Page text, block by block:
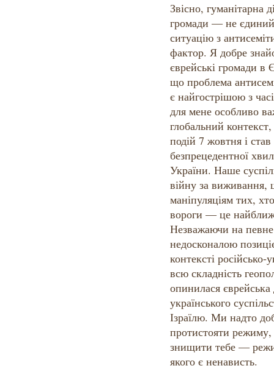
Звісно, гуманітарна
громади — не
ситуацію з
фактор. Я добре
єврейські громади в
що проблема
є найгострішою з
для мене особливо
глобальний
подій 7 жовтня і
безпрецедентної
України. Наше
війну за виживання,
маніпуляціям тих,
вороги — це
Незважаючи на
недосконалою
контексті
всю складність
опинилася
українського
Ізраїлю. Ми надто
протистояти
знищити тебе —
якого є ненависть.